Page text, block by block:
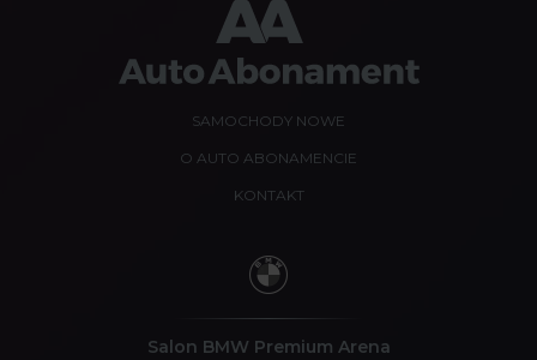
SAMOCHODY NOWE
O AUTO ABONAMENCIE
KONTAKT
Salon BMW Premium Arena